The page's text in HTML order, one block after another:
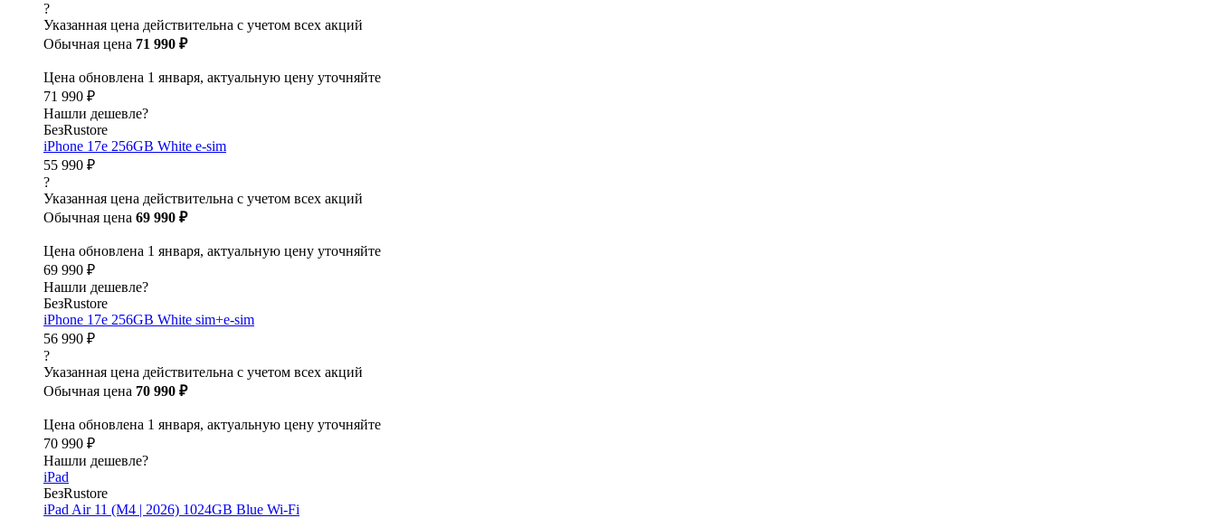
?
Указанная цена действительна с учетом всех акций
Обычная цена 71 990 ₽
Цена обновлена 1 января, актуальную цену уточняйте
71 990 ₽
Нашли дешевле?
БезRustore
iPhone 17e 256GB White e-sim
55 990 ₽
?
Указанная цена действительна с учетом всех акций
Обычная цена 69 990 ₽
Цена обновлена 1 января, актуальную цену уточняйте
69 990 ₽
Нашли дешевле?
БезRustore
iPhone 17e 256GB White sim+e-sim
56 990 ₽
?
Указанная цена действительна с учетом всех акций
Обычная цена 70 990 ₽
Цена обновлена 1 января, актуальную цену уточняйте
70 990 ₽
Нашли дешевле?
iPad
БезRustore
iPad Air 11 (M4 | 2026) 1024GB Blue Wi-Fi